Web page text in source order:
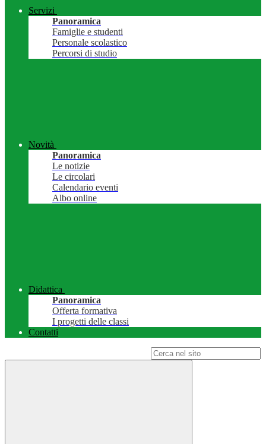
Servizi
Panoramica
Famiglie e studenti
Personale scolastico
Percorsi di studio
Novità
Panoramica
Le notizie
Le circolari
Calendario eventi
Albo online
Didattica
Panoramica
Offerta formativa
I progetti delle classi
Contatti